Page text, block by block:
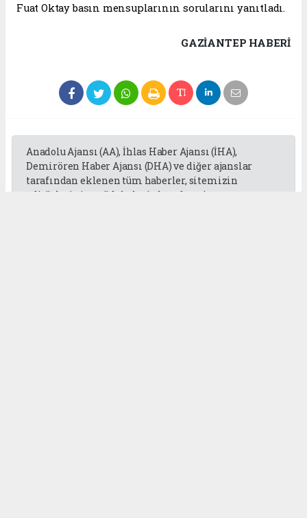
Fuat Oktay basın mensuplarının sorularını yanıtladı.
GAZIANTEP HABERİ
Anadolu Ajansı (AA), İhlas Haber Ajansı (İHA),
Demirören Haber Ajansı (DHA) ve diğer ajanslar
tarafından eklenen tüm haberler, sitemizin
editörlerinin müdahalesi olmadan ajans